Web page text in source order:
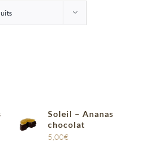
Soleil – Ananas
chocolat
5,00€